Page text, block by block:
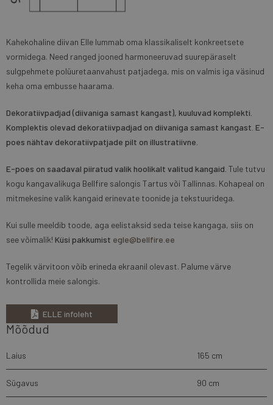
Kahekohaline diivan Elle lummab oma klassikaliselt konkreetsete
vormidega. Need ranged jooned harmoneeruvad suurepäraselt
sulgpehmete polüuretaanvahust patjadega, mis on valmis iga väsinud
keha oma embusse haarama.
Dekoratiivpadjad (diivaniga samast kangast), kuuluvad komplekti.
Komplektis olevad dekoratiivpadjad on diivaniga samast kangast. E-
poes nähtav dekoratiivpatjade pilt on illustratiivne.
E-poes on saadaval piiratud valik hoolikalt valitud kangaid. Tule tutvu
kogu kangavalikuga Bellfire salongis Tartus või Tallinnas. Kohapeal on
mitmekesine valik kangaid erinevate toonide ja tekstuuridega.
Kui sulle meeldib toode, aga eelistaksid seda teise kangaga, siis on
see võimalik! Küsi pakkumist egle@bellfire.ee
Tegelik värvitoon võib erineda ekraanil olevast. Palume värve
kontrollida meie salongis.
ELLE infoleht
Mõõdud
Laius 165 cm
Sügavus 90 cm